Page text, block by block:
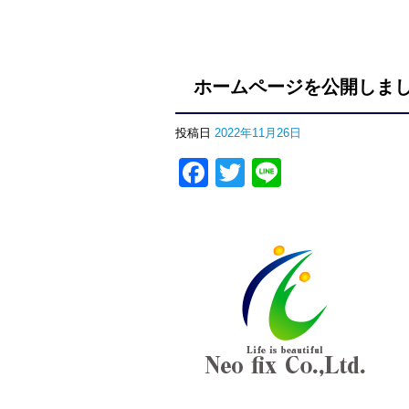
ホームページを公開しま
投稿日 2022年11月26日
Facebook
Twitter